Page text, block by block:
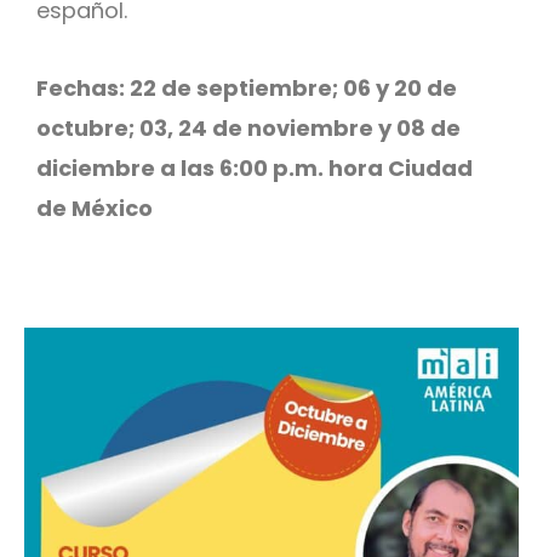
español.
Fechas: 22 de septiembre; 06 y 20 de
octubre; 03, 24 de noviembre y 08 de
diciembre a las 6:00 p.m. hora Ciudad
de México